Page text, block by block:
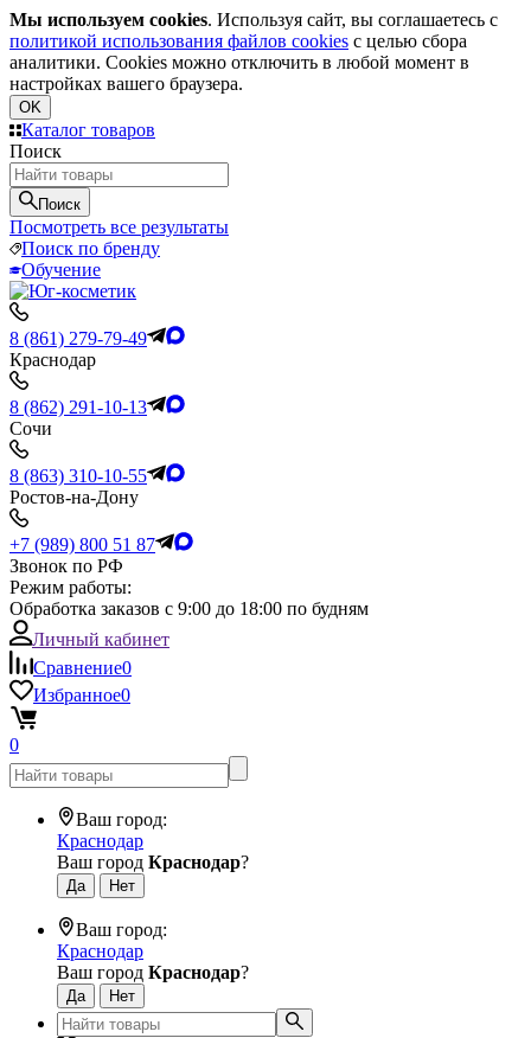
Мы используем cookies. Используя сайт, вы соглашаетесь с
политикой использования файлов cookies с целью сбора
аналитики. Cookies можно отключить в любой момент в
настройках вашего браузера.
OK
Каталог товаров
Поиск
Поиск
Посмотреть все результаты
Поиск по бренду
Обучение
8 (861) 279-79-49
Краснодар
8 (862) 291-10-13
Сочи
8 (863) 310-10-55
Ростов-на-Дону
+7 (989) 800 51 87
Звонок по РФ
Режим работы:
Обработка заказов с 9:00 до 18:00 по будням
Личный кабинет
Сравнение0
Избранное0
0
Ваш город:
Краснодар
Ваш город Краснодар?
Ваш город:
Краснодар
Ваш город Краснодар?